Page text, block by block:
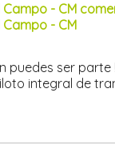
Campo - CM
Campo - CM
puedes ser parte !
integral de